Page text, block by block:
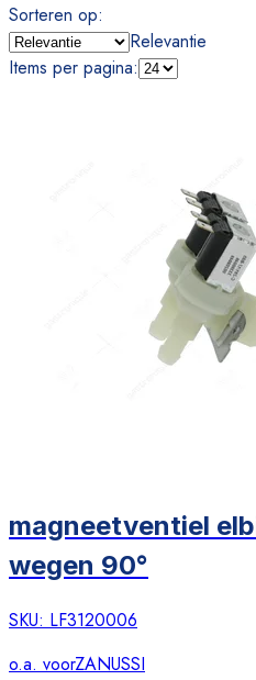
Sorteren op:
Relevantie
Items per pagina:
magneetventiel
wegen 90°
SKU: LF3120006
o.a. voorZANUSSI